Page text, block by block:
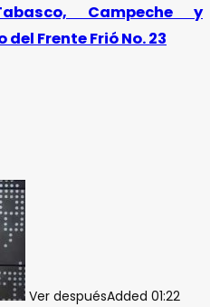
Campeche y
Frente Frió No. 23
Ver despuésAdded 01:22